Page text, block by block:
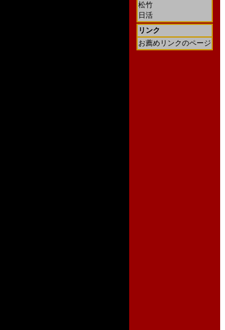
松竹
日活
リンク
お薦めリンクのページ